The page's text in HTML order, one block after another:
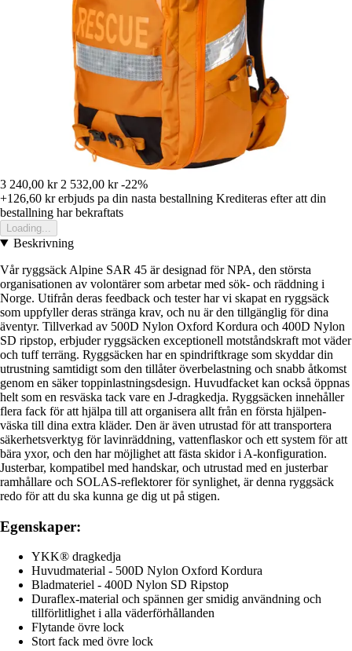
3 240,00 kr 2 532,00 kr -22%
+126,60 krerbjuds pa din nasta bestallning Krediteras efter att din
bestallning har bekraftats
Loading...
Beskrivning
Vår ryggsäck Alpine SAR 45 är designad för NPA, den största
organisationen av volontärer som arbetar med sök- och räddning i
Norge. Utifrån deras feedback och tester har vi skapat en ryggsäck
som uppfyller deras stränga krav, och nu är den tillgänglig för dina
äventyr. Tillverkad av 500D Nylon Oxford Kordura och 400D Nylon
SD ripstop, erbjuder ryggsäcken exceptionell motståndskraft mot väder
och tuff terräng. Ryggsäcken har en spindriftkrage som skyddar din
utrustning samtidigt som den tillåter överbelastning och snabb åtkomst
genom en säker toppinlastningsdesign. Huvudfacket kan också öppnas
helt som en resväska tack vare en J-dragkedja. Ryggsäcken innehåller
flera fack för att hjälpa till att organisera allt från en första hjälpen-
väska till dina extra kläder. Den är även utrustad för att transportera
säkerhetsverktyg för lavinräddning, vattenflaskor och ett system för att
bära yxor, och den har möjlighet att fästa skidor i A-konfiguration.
Justerbar, kompatibel med handskar, och utrustad med en justerbar
ramhållare och SOLAS-reflektorer för synlighet, är denna ryggsäck
redo för att du ska kunna ge dig ut på stigen.
Egenskaper:
YKK® dragkedja
Huvudmaterial - 500D Nylon Oxford Kordura
Bladmateriel - 400D Nylon SD Ripstop
Duraflex-material och spännen ger smidig användning och
tillförlitlighet i alla väderförhållanden
Flytande övre lock
Stort fack med övre lock